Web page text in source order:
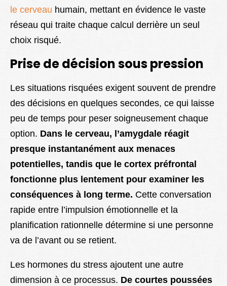
le cerveau humain, mettant en évidence le vaste
réseau qui traite chaque calcul derrière un seul
choix risqué.
Prise de décision sous pression
Les situations risquées exigent souvent de prendre
des décisions en quelques secondes, ce qui laisse
peu de temps pour peser soigneusement chaque
option. Dans le cerveau, l’amygdale réagit
presque instantanément aux menaces
potentielles, tandis que le cortex préfrontal
fonctionne plus lentement pour examiner les
conséquences à long terme. Cette conversation
rapide entre l’impulsion émotionnelle et la
planification rationnelle détermine si une personne
va de l’avant ou se retient.
Les hormones du stress ajoutent une autre
dimension à ce processus. De courtes poussées